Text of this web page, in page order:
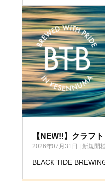
【NEW!!】クラフ
2026年07月31日 新規開
BLACK TIDE